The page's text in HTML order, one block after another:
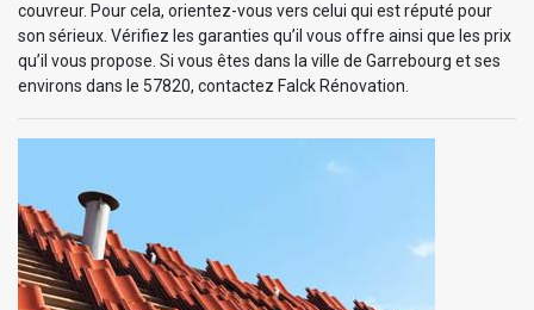
couvreur. Pour cela, orientez-vous vers celui qui est réputé pour
son sérieux. Vérifiez les garanties qu’il vous offre ainsi que les prix
qu’il vous propose. Si vous êtes dans la ville de Garrebourg et ses
environs dans le 57820, contactez Falck Rénovation.